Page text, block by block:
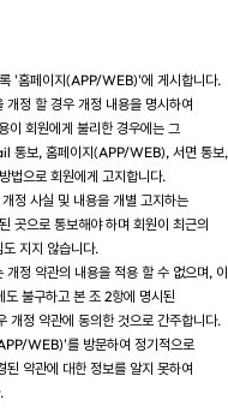
'홈페이지(APP/WEB)'에 게시합니다.
정 할 경우 개정 내용을 명시하여
이 회원에게 불리한 경우에는 그
통보, 홈페이지(APP/WEB), 서면 통보,
법으로 회원에게 고지합니다.
정 사실 및 내용을 개별 고지하는
곳으로 통보해야 하며 회원이 최근의
지지 않습니다.
정 약관의 내용을 적용 할 수 없으며, 이
불구하고 본 조 2항에 명시된
개정 약관에 동의한 것으로 간주합니다.
WEB)'를 방문하여 정기적으로
약관에 대한 정보를 알지 못하여